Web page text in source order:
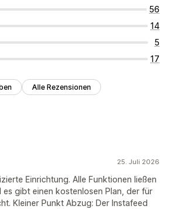
56
14
5
17
Alle Rezensionen
25. Juli 2026
Einrichtung. Alle Funktionen ließen
es gibt einen kostenlosen Plan, der für
Kleiner Punkt Abzug: Der Instafeed